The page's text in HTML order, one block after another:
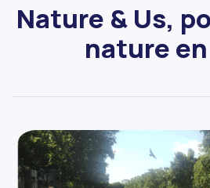
Nature & Us,
nature